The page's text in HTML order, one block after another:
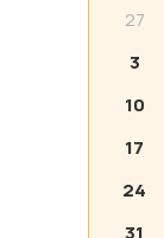
27
3
10
17
24
31